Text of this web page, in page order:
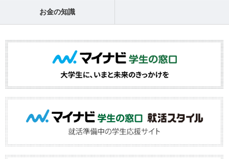
お金の知識